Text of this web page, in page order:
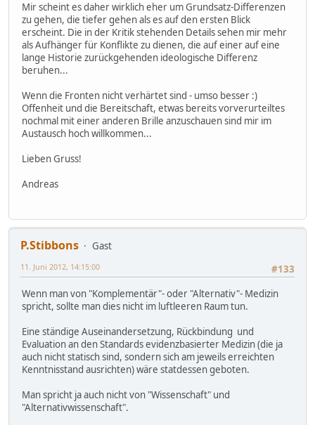
Mir scheint es daher wirklich eher um Grundsatz-Differenzen
zu gehen, die tiefer gehen als es auf den ersten Blick
erscheint. Die in der Kritik stehenden Details sehen mir mehr
als Aufhänger für Konflikte zu dienen, die auf einer auf eine
lange Historie zurückgehenden ideologische Differenz
beruhen...
Wenn die Fronten nicht verhärtet sind - umso besser :)
Offenheit und die Bereitschaft, etwas bereits vorverurteiltes
nochmal mit einer anderen Brille anzuschauen sind mir im
Austausch hoch willkommen...
Lieben Gruss!
Andreas
P.Stibbons
Gast
#133
11. Juni 2012, 14:15:00
Wenn man von "Komplementär"- oder "Alternativ"- Medizin
spricht, sollte man dies nicht im luftleeren Raum tun.
Eine ständige Auseinandersetzung, Rückbindung und
Evaluation an den Standards evidenzbasierter Medizin (die ja
auch nicht statisch sind, sondern sich am jeweils erreichten
Kenntnisstand ausrichten) wäre statdessen geboten.
Man spricht ja auch nicht von "Wissenschaft" und
"Alternativwissenschaft".